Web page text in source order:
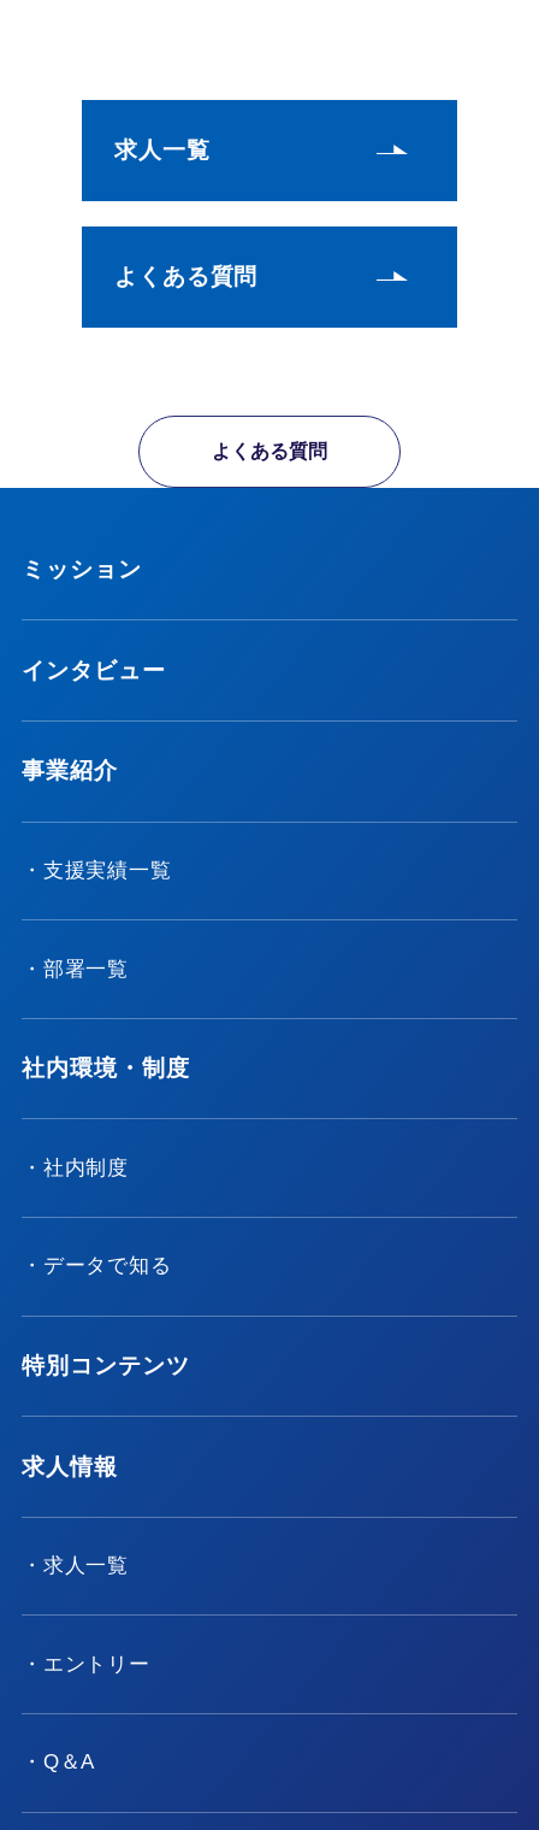
求人一覧
よくある質問
よくある質問
ミッション
インタビュー
事業紹介
・支援実績一覧
・部署一覧
社内環境・制度
・社内制度
・データで知る
特別コンテンツ
求人情報
・求人一覧
・エントリー
・Q＆A